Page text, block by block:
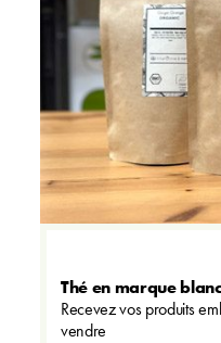
Thé en marque
Recevez vos produits
vendre